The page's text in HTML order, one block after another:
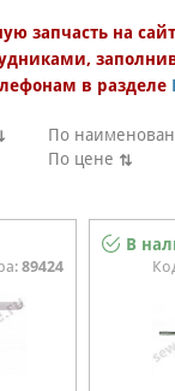
запчасть на
в разделе
По
По цене
89424
В